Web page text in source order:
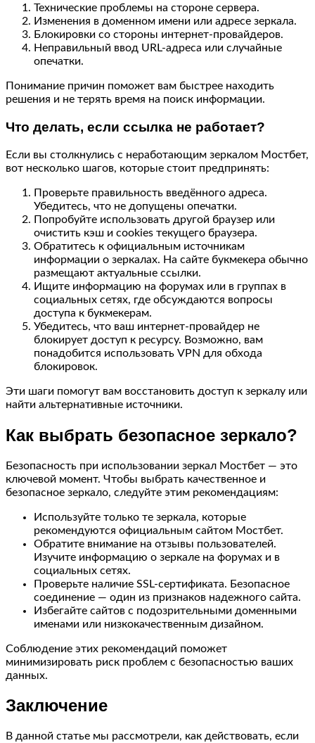
Технические проблемы на стороне сервера.
Изменения в доменном имени или адресе зеркала.
Блокировки со стороны интернет-провайдеров.
Неправильный ввод URL-адреса или случайные
опечатки.
Понимание причин поможет вам быстрее находить
решения и не терять время на поиск информации.
Что делать, если ссылка не работает?
Если вы столкнулись с неработающим зеркалом Мостбет,
вот несколько шагов, которые стоит предпринять:
Проверьте правильность введённого адреса.
Убедитесь, что не допущены опечатки.
Попробуйте использовать другой браузер или
очистить кэш и cookies текущего браузера.
Обратитесь к официальным источникам
информации о зеркалах. На сайте букмекера обычно
размещают актуальные ссылки.
Ищите информацию на форумах или в группах в
социальных сетях, где обсуждаются вопросы
доступа к букмекерам.
Убедитесь, что ваш интернет-провайдер не
блокирует доступ к ресурсу. Возможно, вам
понадобится использовать VPN для обхода
блокировок.
Эти шаги помогут вам восстановить доступ к зеркалу или
найти альтернативные источники.
Как выбрать безопасное зеркало?
Безопасность при использовании зеркал Мостбет — это
ключевой момент. Чтобы выбрать качественное и
безопасное зеркало, следуйте этим рекомендациям:
Используйте только те зеркала, которые
рекомендуются официальным сайтом Мостбет.
Обратите внимание на отзывы пользователей.
Изучите информацию о зеркале на форумах и в
социальных сетях.
Проверьте наличие SSL-сертификата. Безопасное
соединение — один из признаков надежного сайта.
Избегайте сайтов с подозрительными доменными
именами или низкокачественным дизайном.
Соблюдение этих рекомендаций поможет
минимизировать риск проблем с безопасностью ваших
данных.
Заключение
В данной статье мы рассмотрели, как действовать, если